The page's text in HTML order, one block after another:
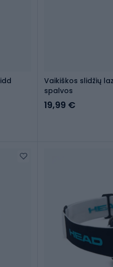
Vaikiškos slidžių
spalvos
19,99 €